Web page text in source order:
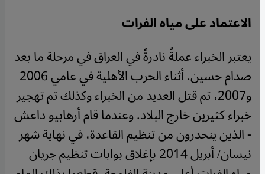
الاعتماد على مياه الفرات
يعتبر الخبراء عملةً نادرةً في العراق في مرحلة ما بعد
صدام حسين. أثناء الحرب الأهلية في عامي 2006
و2007، تم قتل العديد من الخبراء وكذلك تم تهجير
خبراء كثيرين خارج البلاد. وعندما قام أرهابيو داعش
- الذين ينحدرون من تنظيم القاعدة، في نهاية شهر
نيسان/ أبريل 2014 بإغلاق بوابات تنظيم جريان